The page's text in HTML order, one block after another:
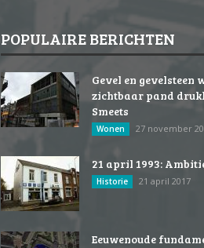
POPULAIRE BERICHTEN
Gevel en gevelsteen
zichtbaar pand
Smeets
Wonen 27 november
21 april 1993:
Historie 21 april 2017
Eeuwenoude